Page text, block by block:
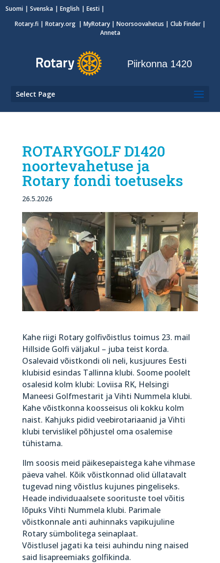
Suomi Svenska English
Eesti
Rotary.fi | Rotary.org | MyRotary| Noorsoovahetus | Club Finder|
Anneta
Piirkonna 1420
Select Page
ROTARYGOLF D1420
noortevahetuse ja
Rotary fondi toetuseks
26.5.2026
Kahe riigi Rotary golfivõistlus toimus 23. mail
Hillside Golfi väljakul – juba teist korda.
Osalevaid võistkondi oli neli, kusjuures Eesti
klubisid esindas Tallinna klubi. Soome poolelt
osalesid kolm klubi: Loviisa RK, Helsingi
Maneesi Golfmestarit ja Vihti Nummela klubi.
Kahe võistkonna koosseisus oli kokku kolm
naist. Kahjuks pidid veebirotariaanid ja Vihti
klubi tervislikel põhjustel oma osalemise
tühistama.
Ilm soosis meid päikesepaistega kahe vihmase
päeva vahel. Kõik võistkonnad olid üllatavalt
tugevad ning võistlus kujunes pingeliseks.
Heade individuaalsete soorituste toel võitis
lõpuks Vihti Nummela klubi. Parimale
võistkonnale anti auhinnaks vapikujuline
Rotary sümbolitega seinaplaat.
Võistlusel jagati ka teisi auhindu ning naised
said lisapreemiaks golfikinda.